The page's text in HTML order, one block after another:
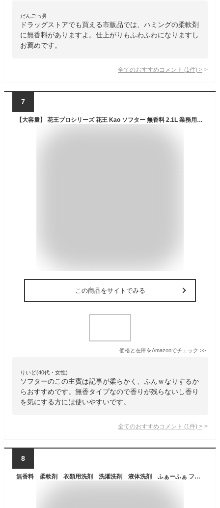
だんごっ鼻
ドラッグストアでも買える市販品では、ハミングの柔軟剤
に無香料がありますよ。仕上がりもふわふわになりますし
お薦めです。
全てのおすすめコメント (1 件) >
7
【大容量】 花王プロシリーズ 花王 Kao ソフター 無香料 2.1L 業務用 柔軟剤 濃縮タイプ 抗菌 防臭 天然生まれの柔軟成分配合 花王プロフェッショナル・サービス
この商品をサイトでみる
価格と在庫をAmazonでチェック >>
りいど(40代・女性)
ソフターのこの主賓は記事が柔らかく、ふんｗなりするか
らおすすめです。無香タイプなので香りが残らないし香り
を気にする方には使いやすいです。
全てのおすすめコメント (1 件) >
8
無香料 柔軟剤 衣類用洗剤 洗濯洗剤 液体洗剤 ふぁーふぁ ファーファ フリー＆（フリーアンド） 濃縮柔軟剤 無香料 エコパック詰替1500ml NSファーファ・ジャパン FAFジユウナンムコウカエ1500